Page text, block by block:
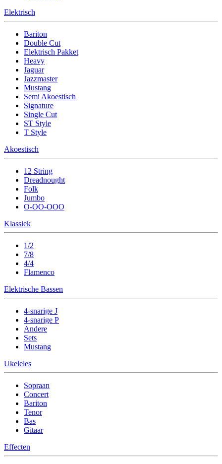
Elektrisch
Bariton
Double Cut
Elektrisch Pakket
Heavy
Jaguar
Jazzmaster
Mustang
Semi Akoestisch
Signature
Single Cut
ST Style
T Style
Akoestisch
12 String
Dreadnought
Folk
Jumbo
O-OO-OOO
Klassiek
1/2
7/8
4/4
Flamenco
Elektrische Bassen
4-snarige J
4-snarige P
Andere
Sets
Mustang
Ukeleles
Sopraan
Concert
Bariton
Tenor
Bas
Gitaar
Effecten